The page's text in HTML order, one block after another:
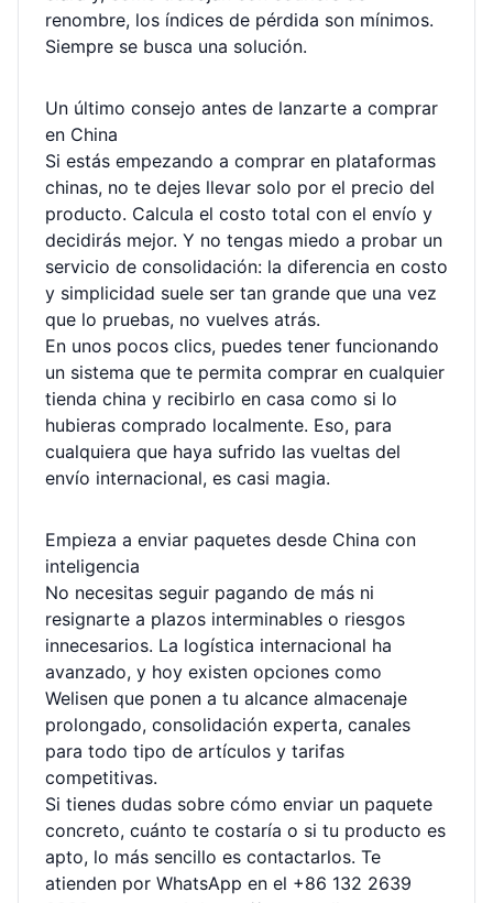
renombre, los índices de pérdida son mínimos.
Siempre se busca una solución.
Un último consejo antes de lanzarte a comprar
en China
Si estás empezando a comprar en plataformas
chinas, no te dejes llevar solo por el precio del
producto. Calcula el costo total con el envío y
decidirás mejor. Y no tengas miedo a probar un
servicio de consolidación: la diferencia en costo
y simplicidad suele ser tan grande que una vez
que lo pruebas, no vuelves atrás.
En unos pocos clics, puedes tener funcionando
un sistema que te permita comprar en cualquier
tienda china y recibirlo en casa como si lo
hubieras comprado localmente. Eso, para
cualquiera que haya sufrido las vueltas del
envío internacional, es casi magia.
Empieza a enviar paquetes desde China con
inteligencia
No necesitas seguir pagando de más ni
resignarte a plazos interminables o riesgos
innecesarios. La logística internacional ha
avanzado, y hoy existen opciones como
Welisen que ponen a tu alcance almacenaje
prolongado, consolidación experta, canales
para todo tipo de artículos y tarifas
competitivas.
Si tienes dudas sobre cómo enviar un paquete
concreto, cuánto te costaría o si tu producto es
apto, lo más sencillo es contactarlos. Te
atienden por WhatsApp en el +86 132 2639